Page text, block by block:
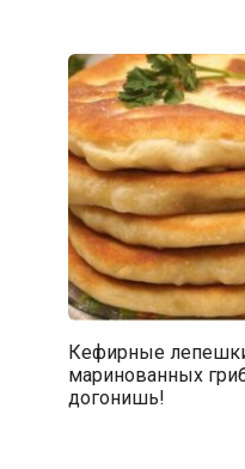
Кефирные
маринованных
догонишь!